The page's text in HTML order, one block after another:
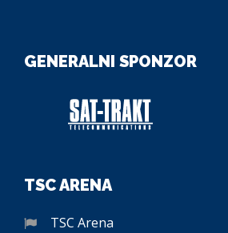
GENERALNI SPONZOR
TSC ARENA
TSC Arena